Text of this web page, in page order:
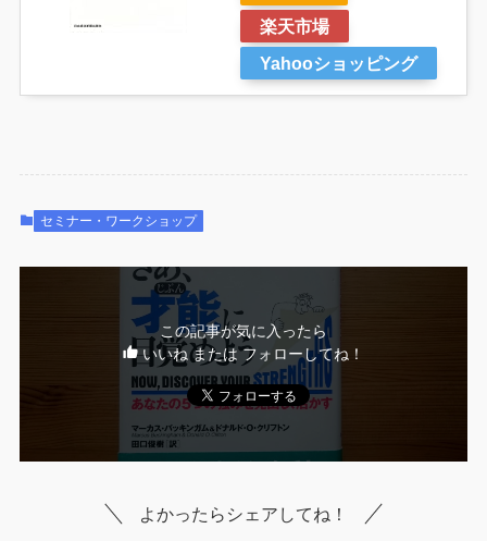
楽天市場
Yahooショッピング
セミナー・ワークショップ
この記事が気に入ったら
いいね または フォローしてね！
よかったらシェアしてね！